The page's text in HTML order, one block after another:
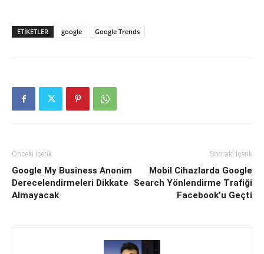
ETIKETLER google Google Trends
Önceki İçerik
Google My Business Anonim
Derecelendirmeleri Dikkate
Almayacak
Sonraki İçerik
Mobil Cihazlarda Google
Search Yönlendirme Trafiği
Facebook’u Geçti